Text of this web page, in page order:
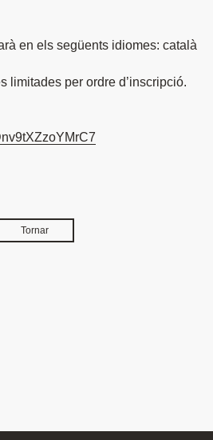
en els següents idiomes: català
limitades per ordre d’inscripció.
Tornar